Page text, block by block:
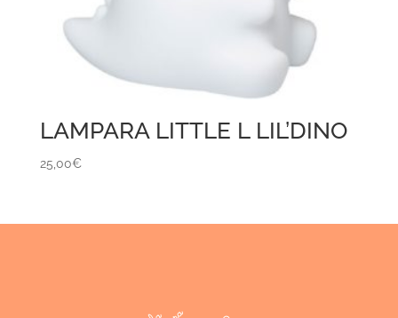
LAMPARA LITTLE L LIL’DINO
25,00€